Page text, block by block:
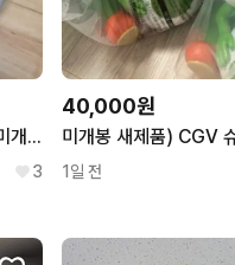
슈퍼마리오 요시 팝콘통 미개봉
3
40,000원
1일 전